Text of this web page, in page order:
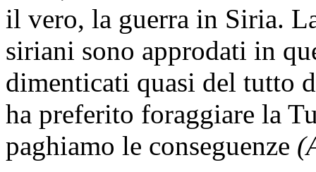
il vero, la guerra in Siria.
siriani sono approdati in
dimenticati quasi del tutto
ha preferito foraggiare la
paghiamo le conseguenze